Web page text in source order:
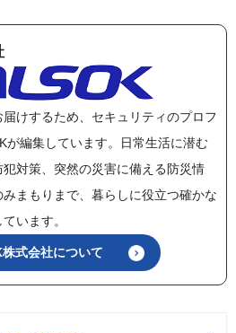
届けするため、セキュリティのプロフ
が編集しています。日常生活に潜む
対策、突然の災害に備える防災情
まもりまで、暮らしに役立つ確かな
います。
式会社について